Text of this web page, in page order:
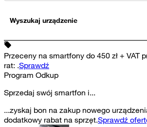
Wyszukaj urządzenie
Przeceny na smartfony do 450 zł + VAT
rat: .Sprawdź
Program Odkup
Sprzedaj swój smartfon i...
...zyskaj bon na zakup nowego
dodatkowy rabat na sprzęt.Sprawdź